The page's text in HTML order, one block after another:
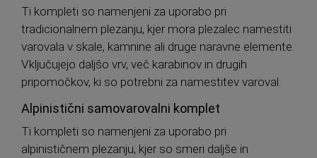
Ti kompleti so namenjeni za uporabo pri
tradicionalnem plezanju, kjer mora plezalec namestiti
varovala v skale, kamnine ali druge naravne elemente.
Vključujejo daljšo vrv, več karabinov in drugih
pripomočkov, ki so potrebni za namestitev varoval.
Alpinistični samovarovalni komplet
Ti kompleti so namenjeni za uporabo pri
alpinističnem plezanju, kjer so smeri daljše in